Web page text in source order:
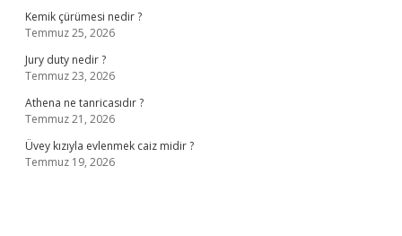
Kemik çürümesi nedir ?
Temmuz 25, 2026
Jury duty nedir ?
Temmuz 23, 2026
Athena ne tanricasıdır ?
Temmuz 21, 2026
Üvey kızıyla evlenmek caiz midir ?
Temmuz 19, 2026